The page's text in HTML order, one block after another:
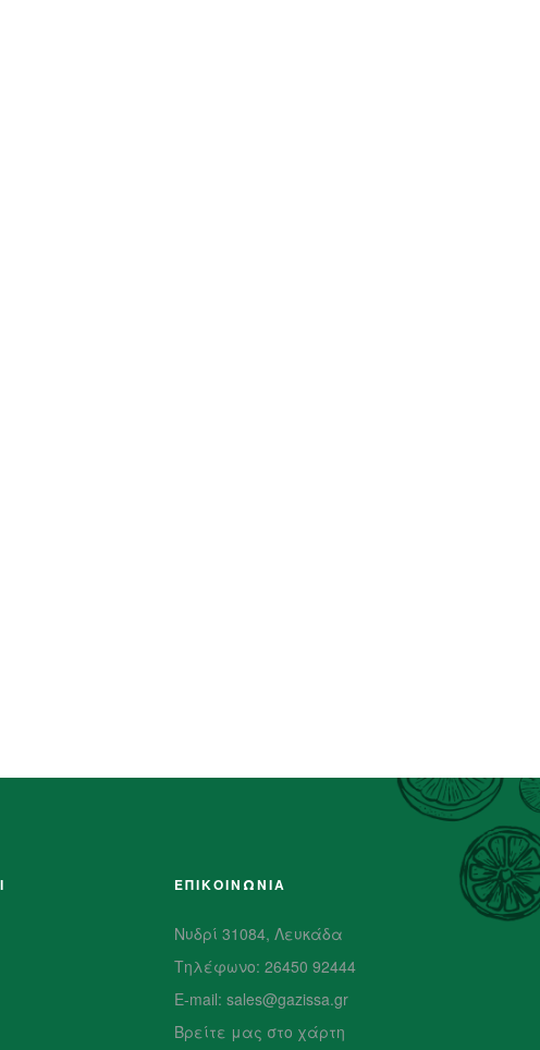
ΕΠΙΚΟΙΝΩΝΙΑ
Νυδρί 31084, Λευκάδα
Τηλέφωνο: 26450 92444
E-mail: sales@gazissa.gr
Βρείτε μας στο χάρτη